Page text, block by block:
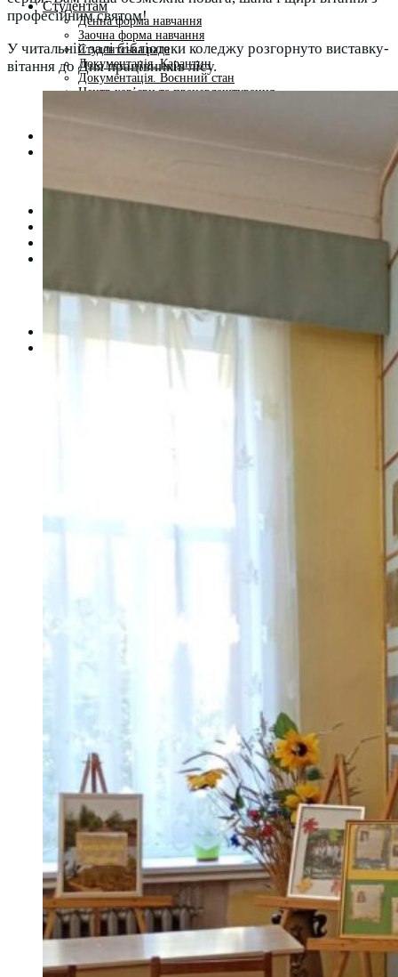
Студентам
Денна форма навчання
Заочна форма навчання
Студентська рада
Документація. Карантин
Документація. Воєнний стан
Центр кар’єри та працевлаштування
Угоди та договори
Перелік професій
Професійні стандарти
Майстри сервісних центрів
Про формальну, неформальну та інформальну освіту
професійним святом!
У читальній залі бібліотеки коледжу розгорнуто виставку-
вітання до Дня працівників лісу.